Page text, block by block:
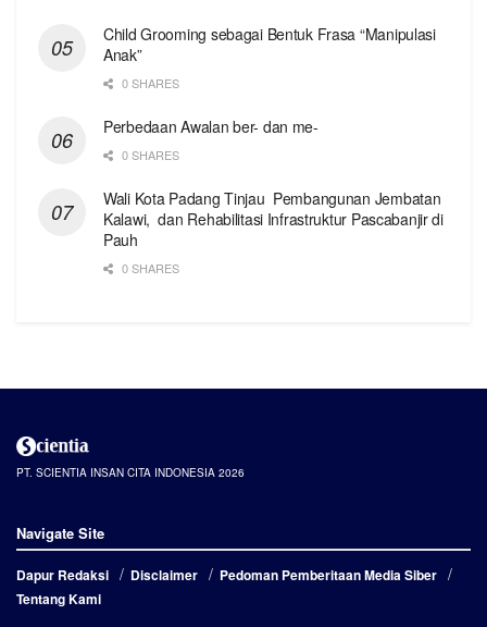
Child Grooming sebagai Bentuk Frasa “Manipulasi
Anak”
0 SHARES
Perbedaan Awalan ber- dan me-
0 SHARES
Wali Kota Padang Tinjau Pembangunan Jembatan
Kalawi, dan Rehabilitasi Infrastruktur Pascabanjir di
Pauh
0 SHARES
PT. SCIENTIA INSAN CITA INDONESIA 2026
Navigate Site
Dapur Redaksi Disclaimer
Pedoman Pemberitaan Media Siber
Tentang Kami